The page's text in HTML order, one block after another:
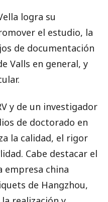
logra su
el estudio, la
de documentación
Valls en general, y
y de un investigador
de doctorado en
la calidad, el rigor
Cabe destacar el
empresa china
de Hangzhou,